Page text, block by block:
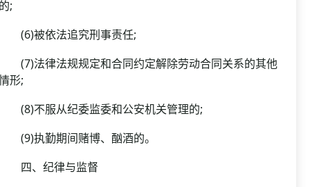
;
被依法追究刑事责任;
法律法规规定和合同约定解除劳动合同关系的其他
形;
不服从纪委监委和公安机关管理的;
执勤期间赌博、酗酒的。
、纪律与监督